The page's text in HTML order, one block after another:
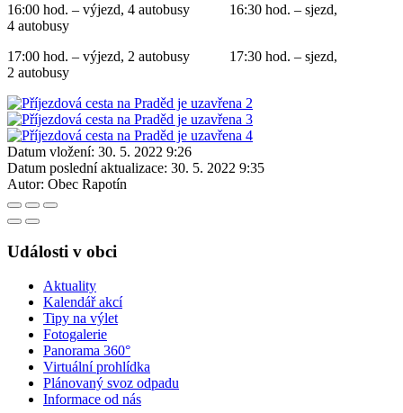
16:00 hod. – výjezd, 4 autobusy 16:30 hod. – sjezd,
4 autobusy
17:00 hod. – výjezd, 2 autobusy 17:30 hod. – sjezd,
2 autobusy
Datum vložení: 30. 5. 2022 9:26
Datum poslední aktualizace: 30. 5. 2022 9:35
Autor: Obec Rapotín
Události v obci
Aktuality
Kalendář akcí
Tipy na výlet
Fotogalerie
Panorama 360°
Virtuální prohlídka
Plánovaný svoz odpadu
Informace od nás